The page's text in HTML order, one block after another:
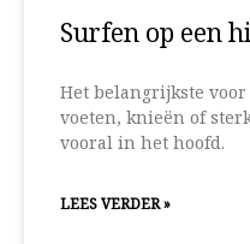
Surfen op een
Het belangrijkste
voeten, knieën of
vooral in het hoofd.
LEES VERDER »